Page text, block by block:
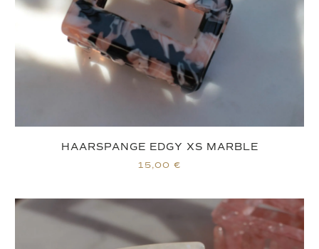
HAARSPANGE EDGY XS MARBLE
15,00 €